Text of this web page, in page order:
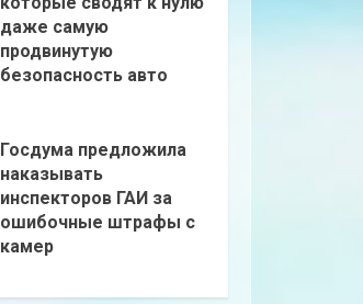
даже самую
продвинутую
безопасность авто
Госдума предложила
наказывать
инспекторов ГАИ за
ошибочные штрафы с
камер